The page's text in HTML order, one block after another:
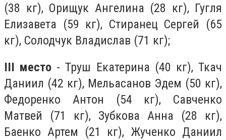
(38 кг), Орищук Ангелина (28 кг), Гугля
Елизавета (59 кг), Стиранец Сергей (65
кг), Солодчук Владислав (71 кг);
III место - Труш Екатерина (40 кг), Ткач
Даниил (42 кг), Мельасанов Эдем (50 кг),
Федоренко Антон (54 кг), Савченко
Матвей (71 кг), Зубкова Анна (28 кг),
Баенко Артем (21 кг), Жученко Даниил